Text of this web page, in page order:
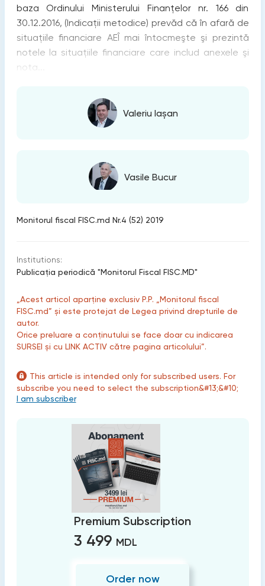
baza Ordinului Ministerului Finanțelor nr. 166 din
30.12.2016, (Indicații metodice) prevăd că în afară de
situațiile financiare AEÎ mai întocmeşte şi prezintă
notele la situațiile financiare care includ anexele şi
nota...
Valeriu Iașan
Vasile Bucur
Monitorul fiscal FISC.md Nr.4 (52) 2019
Institutions:
Publicaţia periodică "Monitorul Fiscal FISC.MD"
„Acest articol aparține exclusiv P.P. „Monitorul fiscal
FISC.md” și este protejat de Legea privind drepturile de
autor.
Orice preluare a conținutului se face doar cu indicarea
SURSEI și cu LINK ACTIV către pagina articolului”.
This article is intended only for subscribed users. For
subscribe you need to select the subscription&#13;&#10;
I am subscriber
Premium Subscription
3 499 MDL
Order now